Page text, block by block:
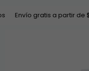
Envío gratis a partir de